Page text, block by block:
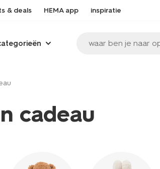
& deals HEMA app inspiratie
waar ben je naar
cadeau